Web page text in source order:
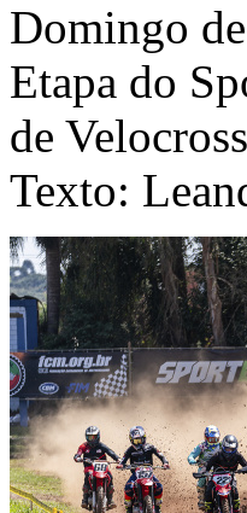
Domingo
Etapa do
de
Texto: